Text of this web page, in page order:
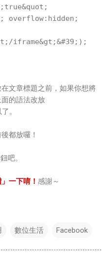
overflow:hidden;
iframe&gt;&#39;);
文章標題之前，如果你想將
的語法改放
。
都放囉！
吧。
一下唷！ 感謝～
數位生活 Facebook